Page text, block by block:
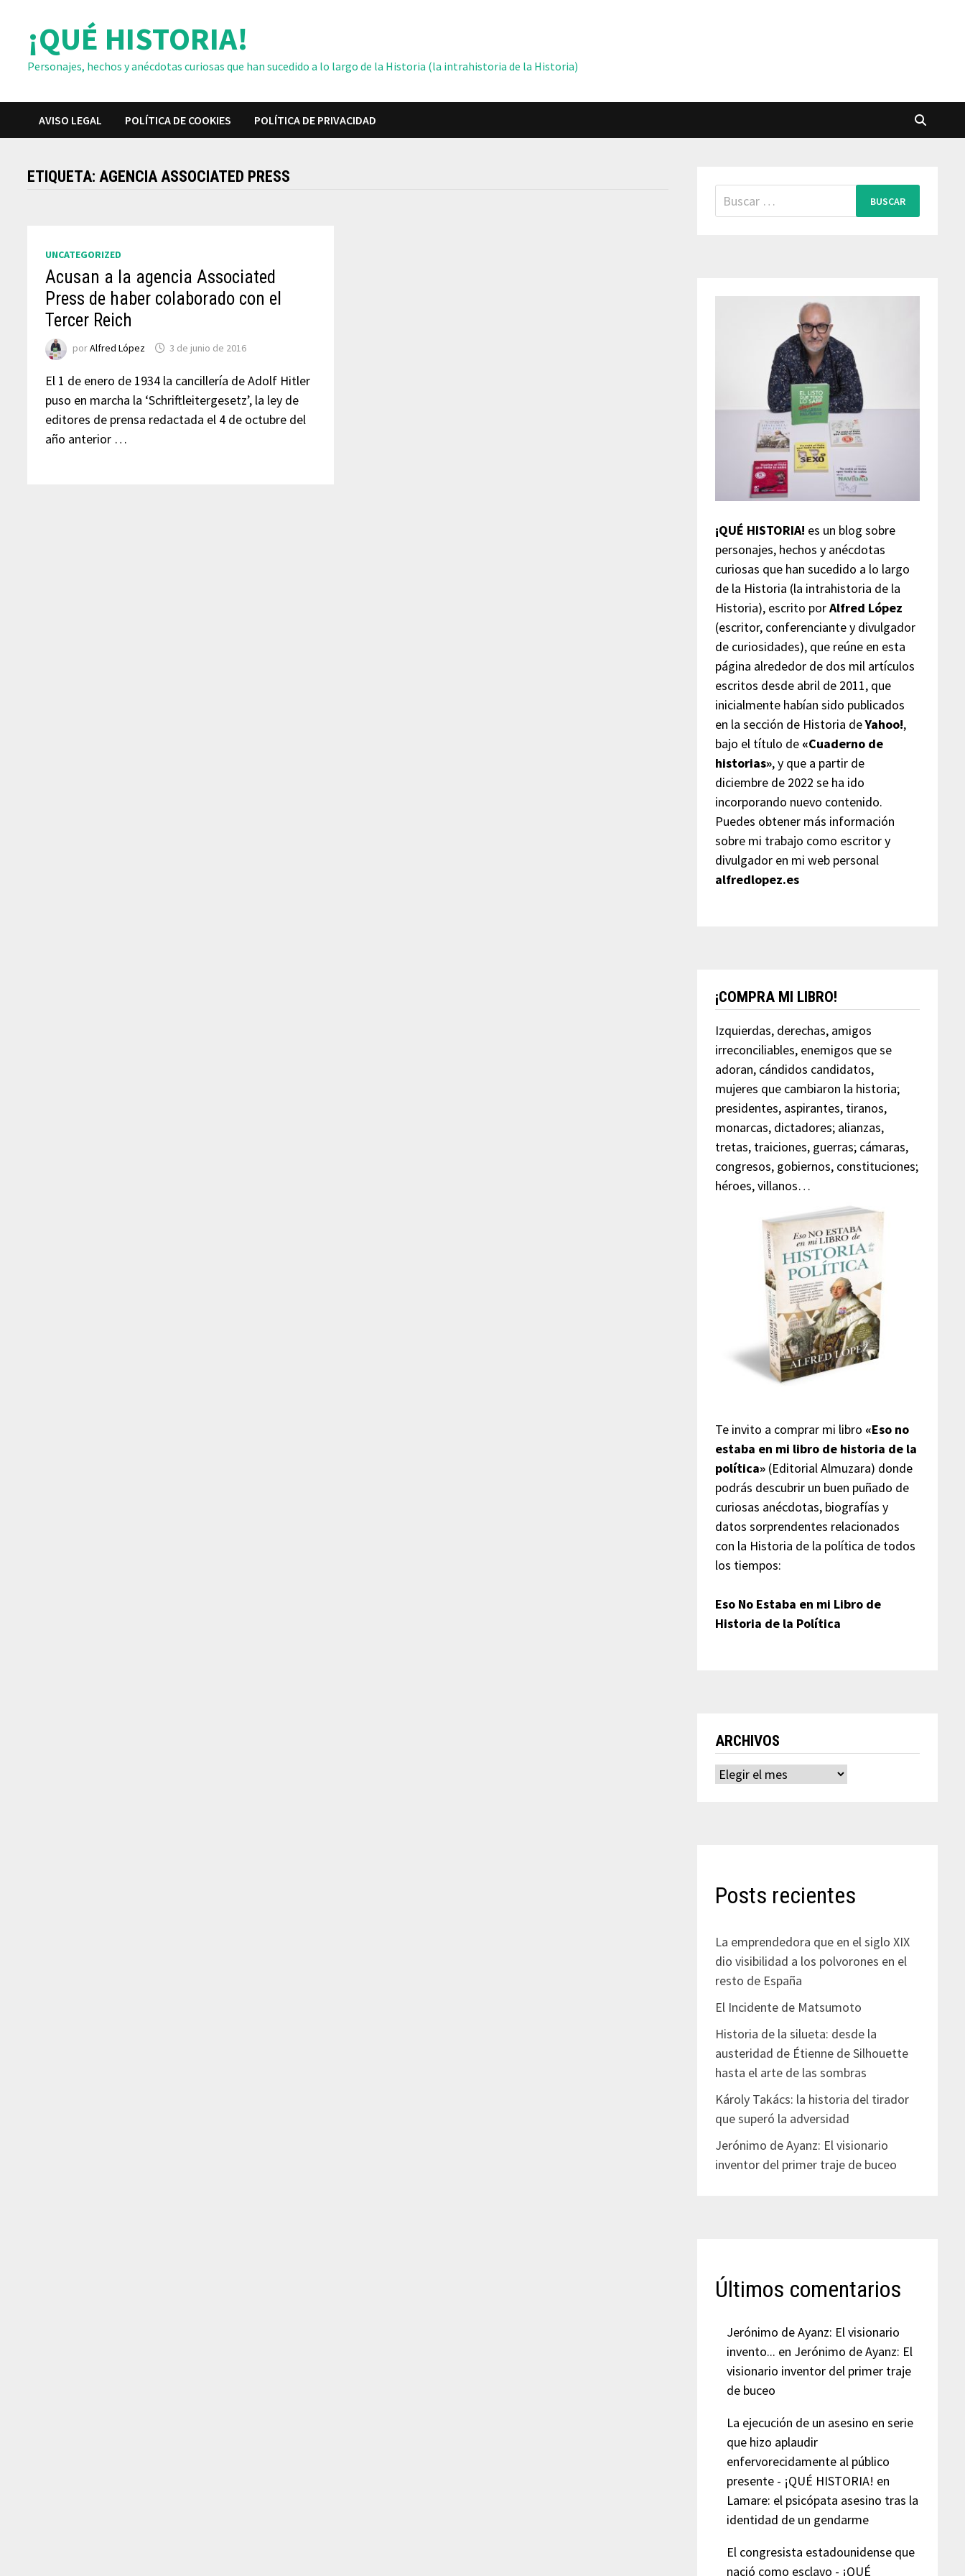
contenido¡QUÉ HISTORIA!
Personajes, hechos y anécdotas curiosas que han sucedido a lo largo de la Historia (la intrahistoria de la Historia)
AVISO LEGAL POLÍTICA DE COOKIES POLÍTICA DE PRIVACIDAD
ETIQUETA:AGENCIA ASSOCIATED PRESS
UNCATEGORIZED
Acusan a la agencia Associated
Press de haber colaborado con el
Tercer Reich
porAlfred López 3 de junio de 2016
El 1 de enero de 1934 la cancillería de Adolf Hitler
puso en marcha la ‘Schriftleitergesetz’, la ley de
editores de prensa redactada el 4 de octubre del
año anterior …
Buscar:
¡QUÉ HISTORIA! es un blog sobre
personajes, hechos y anécdotas
curiosas que han sucedido a lo largo
de la Historia (la intrahistoria de la
Historia), escrito porAlfred López
(escritor, conferenciante y divulgador
de curiosidades), que reúne en esta
página alrededor de dos mil artículos
escritos desde abril de 2011, que
inicialmente habían sido publicados
en la sección de Historia deYahoo!,
bajo el título de «Cuaderno de
historias», y que a partir de
diciembre de 2022 se ha ido
incorporando nuevo contenido.
Puedes obtener más información
sobre mi trabajo como escritor y
divulgador en mi web personal
alfredlopez.es
¡COMPRA MI LIBRO!
Izquierdas, derechas, amigos
irreconciliables, enemigos que se
adoran, cándidos candidatos,
mujeres que cambiaron la historia;
presidentes, aspirantes, tiranos,
monarcas, dictadores; alianzas,
tretas, traiciones, guerras; cámaras,
congresos, gobiernos, constituciones;
héroes, villanos…
Te invito a comprar mi libro «Eso no
estaba en mi libro de historia de la
política»(Editorial Almuzara) donde
podrás descubrir un buen puñado de
curiosas anécdotas, biografías y
datos sorprendentes relacionados
con la Historia de la política de todos
los tiempos:
Eso No Estaba en mi Libro de
Historia de la Política
ARCHIVOS
Archivos
Posts recientes
La emprendedora que en el siglo XIX
dio visibilidad a los polvorones en el
resto de España
El Incidente de Matsumoto
Historia de la silueta: desde la
austeridad de Étienne de Silhouette
hasta el arte de las sombras
Károly Takács: la historia del tirador
que superó la adversidad
Jerónimo de Ayanz: El visionario
inventor del primer traje de buceo
Últimos comentarios
Jerónimo de Ayanz: El visionario
invento... en Jerónimo de Ayanz: El
visionario inventor del primer traje
de buceo
La ejecución de un asesino en serie
que hizo aplaudir
enfervorecidamente al público
presente - ¡QUÉ HISTORIA! en
Lamare: el psicópata asesino tras la
identidad de un gendarme
El congresista estadounidense que
nació como esclavo - ¡QUÉ